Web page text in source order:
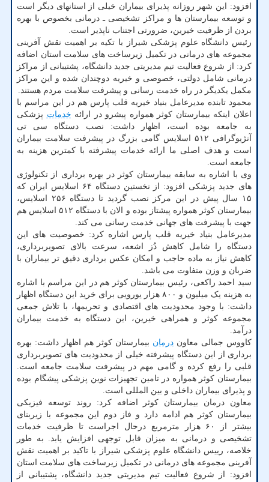
افزود: این شهر روزانه پذیرای بیماران خیلی از استانهای دیگر است
و توسعه بیمارستان ها و مراکز تشخیصی ـ درمانی بخصوص با بهره
بردن از ظرفیت خیرین، ضرورتی اجتناب ناپذیر است.
رئیس دانشگاه علوم پزشکی شیراز با تکیه بر اهمیت نقش آفرینی
مجموعه های درمانی در تکمیل زیرساخت های سلامت استان اضافه
کرد: از شروع فعالیت تیم مدیریتی جدید دانشگاه، پشتیبانی از مراکز
درمانی شامل دولتی، خصوصی و خیریه دوچندان شده و این مراکز
مکمل یکدیگر در راه خدمت رسانی و پیشرفت سلامت مردم هستند.
محمود تابنده مدیرعامل بنیاد خیریه قلب پارس هم در این مراسم با
اعلان اینکه بیمارستان کوثر همواره پیشرو در ارائه خدمات پزشکی
به جامعه بوده است، اظهار داشت: نصب دستگاه سی تی
آنژیوگرافی ۵۱۲ اسلایس گامی بزرگ در پیشرفت سلامت بیماران
است و هدف اصلی ما ارائه خدمات پیشرفته با کمترین هزینه به
جامعه است.
وی با اشاره به سابقه بیمارستان کوثر در بهره برداری از تکنولوژی
های جدید پزشکی افزود: از نخستین دستگاه ۶۴ اسلایس ایران که
۱۵ سال پیش در این مرکز نصب گردید تا دستگاه ۲۵۶ اسلایس،
بیمارستان کوثر همواره پیشتاز بوده و الان با دستگاه ۵۱۲ اسلایس هم
جهت با پیشرفت های جهانی خدمت رسانی می کند.
مدیرعامل بنیاد خیریه قلب پارس اشاره کرد: خصوصیت های این
دستگاه را شامل کاهش دُز اشعه، سرعت بالای تصویربرداری،
کاهش نیاز به ماده حاجب و امکان عکس برداری دقیق تر بیماران با
ضربان و وزن متفاوت می باشد.
سید احمد راکعی، رئیس بیمارستان کوثر هم در این مراسم با اشاره
به هزینه یک میلیون و ۸۰۰ هزار یورویی برای خرید این دستگاه اظهار
داشت: با وجود محدودیت های اقتصادی و تحریمها، با تلاش جمعی
مجموعه کوثر و همراهی خیرین، این دستگاه به خدمت بیماران
درآمد.
کاووس جمالی معاون درمان بیمارستان کوثر هم اظهار داشت: بهره
برداری از این دستگاه پیشرفته خیلی از محدودیت های تصویربرداری
قلبی را رفع کرده و گامی مهم در پیشرفت سلامت جامعه است.
بیمارستان کوثر همواره در تامین تجهیزات نوین پزشکی پیشگام بوده
و پذیرای بیماران داخلی و بین المللی است.
معاون درمان بیمارستان کوثر اضافه کرد: روند توسعه فیزیکی
بیمارستان کوثر هم ادامه دارد و فاز دوم این مجموعه با زیربنای
بیشتر از ۶۰ هزار مترمربع درحال اجراست تا ظرفیت خدمات
تشخیصی و درمانی به میزان قابل توجهی افزایش یابد. به طور
خلاصه، رییس دانشگاه علوم پزشکی شیراز با تاکید بر اهمیت نقش
آفرینی مجموعه های درمانی در تکمیل زیرساخت های سلامت استان
افزود: از شروع فعالیت تیم مدیریتی جدید دانشگاه، پشتیبانی از